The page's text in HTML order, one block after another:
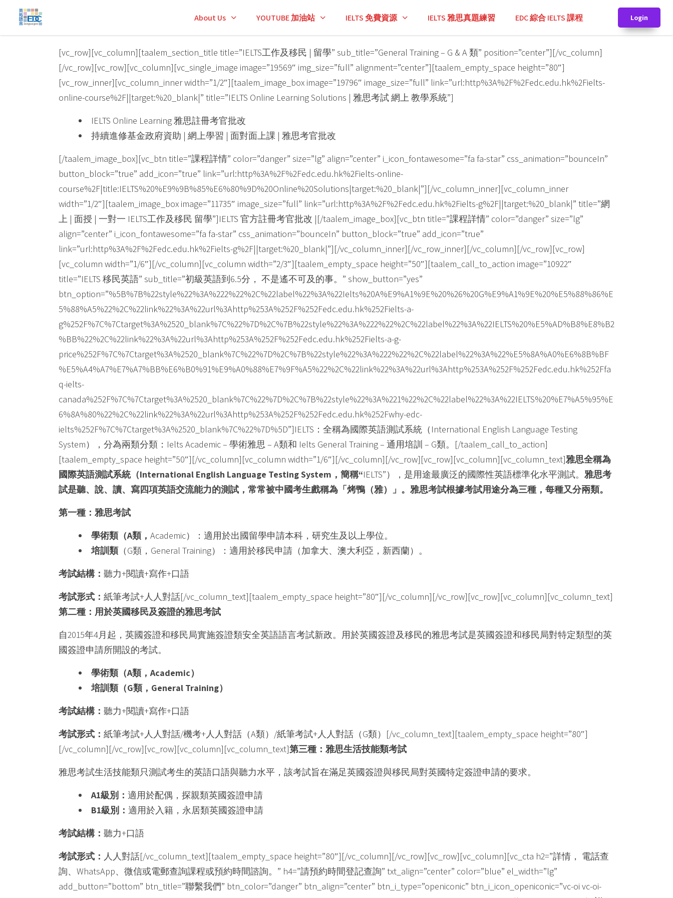
About Us YOUTUBE 加油站 IELTS 免費資源 IELTS 雅思真題練習 EDC 綜合 IELTS 課程 Login
[vc_row][vc_column][taalem_section_title title=”IELTS工作及移民 | 留學” sub_title=”General Training – G & A 類” position=”center”][/vc_column]
[/vc_row][vc_row][vc_column][vc_single_image image=”19569″ img_size=”full” alignment=”center”][taalem_empty_space height=”80″]
[vc_row_inner][vc_column_inner width=”1/2″][taalem_image_box image=”19796″ image_size=”full” link=”url:http%3A%2F%2Fedc.edu.hk%2Fielts-
online-course%2F||target:%20_blank|” title=”IELTS Online Learning Solutions | 雅思考試 網上 教學系統”]
IELTS Online Learning 雅思註冊考官批改
持續進修基金政府資助 | 網上學習 | 面對面上課 | 雅思考官批改
[/taalem_image_box][vc_btn title=”課程詳情” color=”danger” size=”lg” align=”center” i_icon_fontawesome=”fa fa-star” css_animation=”bounceIn”
button_block=”true” add_icon=”true” link=”url:http%3A%2F%2Fedc.edu.hk%2Fielts-online-
course%2F|title:IELTS%20%E9%9B%85%E6%80%9D%20Online%20Solutions|target:%20_blank|”][/vc_column_inner][vc_column_inner
width=”1/2″][taalem_image_box image=”11735″ image_size=”full” link=”url:http%3A%2F%2Fedc.edu.hk%2Fielts-g%2F||target:%20_blank|” title=”網
上 | 面授 | 一對一 IELTS工作及移民 留學”]IELTS 官方註冊考官批改 |[/taalem_image_box][vc_btn title=”課程詳情” color=”danger” size=”lg”
align=”center” i_icon_fontawesome=”fa fa-star” css_animation=”bounceIn” button_block=”true” add_icon=”true”
link=”url:http%3A%2F%2Fedc.edu.hk%2Fielts-g%2F||target:%20_blank|”][/vc_column_inner][/vc_row_inner][/vc_column][/vc_row][vc_row]
[vc_column width=”1/6″][/vc_column][vc_column width=”2/3″][taalem_empty_space height=”50″][taalem_call_to_action image=”10922″
title=”IELTS 移民英語” sub_title=”初級英語到6.5分， 不是遙不可及的事。” show_button=”yes”
btn_option=”%5B%7B%22style%22%3A%222%22%2C%22label%22%3A%22Ielts%20A%E9%A1%9E%20%26%20G%E9%A1%9E%20%E5%88%86%E
5%88%A5%22%2C%22link%22%3A%22url%3Ahttp%253A%252F%252Fedc.edu.hk%252Fielts-a-
g%252F%7C%7Ctarget%3A%2520_blank%7C%22%7D%2C%7B%22style%22%3A%222%22%2C%22label%22%3A%22IELTS%20%E5%AD%B8%E8%B2
%BB%22%2C%22link%22%3A%22url%3Ahttp%253A%252F%252Fedc.edu.hk%252Fielts-a-g-
price%252F%7C%7Ctarget%3A%2520_blank%7C%22%7D%2C%7B%22style%22%3A%222%22%2C%22label%22%3A%22%E5%8A%A0%E6%8B%BF
%E5%A4%A7%E7%A7%BB%E6%B0%91%E9%A0%88%E7%9F%A5%22%2C%22link%22%3A%22url%3Ahttp%253A%252F%252Fedc.edu.hk%252Ffa
q-ielts-
canada%252F%7C%7Ctarget%3A%2520_blank%7C%22%7D%2C%7B%22style%22%3A%221%22%2C%22label%22%3A%22IELTS%20%E7%A5%95%E
6%8A%80%22%2C%22link%22%3A%22url%3Ahttp%253A%252F%252Fedc.edu.hk%252Fwhy-edc-
ielts%252F%7C%7Ctarget%3A%2520_blank%7C%22%7D%5D”]IELTS：全稱為國際英語測試系統（International English Language Testing
System），分為兩類分類：Ielts Academic – 學術雅思 – A類和 Ielts General Training – 通用培訓 – G類。[/taalem_call_to_action]
[taalem_empty_space height=”50″][/vc_column][vc_column width=”1/6″][/vc_column][/vc_row][vc_row][vc_column][vc_column_text]雅思全稱為
國際英語測試系統（International English Language Testing System ，簡稱“IELTS”），是用途最廣泛的國際性英語標準化水平測試。 雅思考
試是聽、說、讀、寫四項英語交流能力的測試，常常被中國考生戲稱為「烤鴨（雅）」。雅思考試根據考試用途分為三種，每種又分兩類。
第一種：雅思考試
學術類（A類， Academic）：適用於出國留學申請本科，研究生及以上學位。
培訓類（G類，General Training）：適用於移民申請（加拿大、澳大利亞，新西蘭）。
考試結構： 聽力+閱讀+寫作+口語
考試形式： 紙筆考試+人人對話[/vc_column_text][taalem_empty_space height=”80″][/vc_column][/vc_row][vc_row][vc_column][vc_column_text]
第二種：用於英國移民及簽證的雅思考試
自2015年4月起，英國簽證和移民局實施簽證類安全英語語言考試新政。用於英國簽證及移民的雅思考試是英國簽證和移民局對特定類型的英
國簽證申請所開設的考試。
學術類（A類，Academic）
培訓類（G類， General Training）
考試結構： 聽力+閱讀+寫作+口語
考試形式： 紙筆考試+人人對話/機考+人人對話（A類）/紙筆考試+人人對話（G類）[/vc_column_text][taalem_empty_space height=”80″]
[/vc_column][/vc_row][vc_row][vc_column][vc_column_text]第三種：雅思生活技能類考試
雅思考試生活技能類只測試考生的英語口語與聽力水平，該考試旨在滿足英國簽證與移民局對英國特定簽證申請的要求。
A1級別： 適用於配偶，探親類英國簽證申請
B1級別： 適用於入籍，永居類英國簽證申請
考試結構： 聽力+口語
考試形式： 人人對話[/vc_column_text][taalem_empty_space height=”80″][/vc_column][/vc_row][vc_row][vc_column][vc_cta h2=”詳情， 電話查
詢、WhatsApp、微信或電郵查詢課程或預約時間諮詢。” h4=”請預約時間登記查詢” txt_align=”center” color=”blue” el_width=”lg”
add_button=”bottom” btn_title=”聯繫我們” btn_color=”danger” btn_align=”center” btn_i_type=”openiconic” btn_i_icon_openiconic=”vc-oi vc-oi-